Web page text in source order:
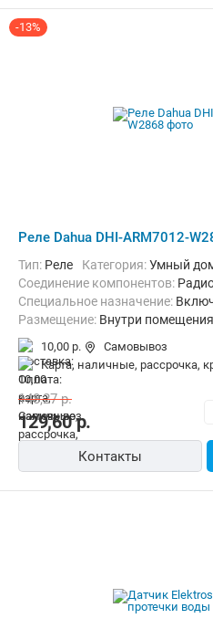
-13%
Реле Dahua DHI-ARM7012-
Тип: Реле Категория:Умный
Соединение компонентов:
Специальное назначение:
Размещение: Внутри помещения
10,00 р.
Самовывоз
карта, наличные, рассрочка,
129,60р.
148,27р.
Контакты